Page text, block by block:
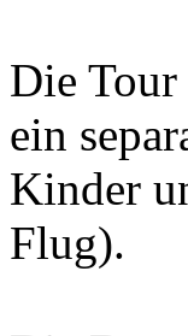
Die
ein
Kinder
Flug).